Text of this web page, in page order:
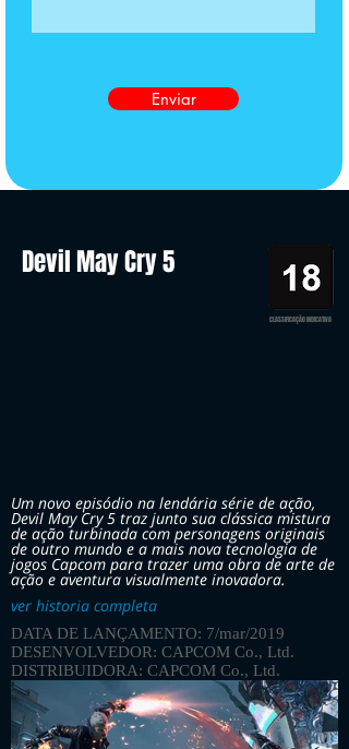
Enviar
Devil May Cry 5
CLASSIFICAÇÃO INDICATIVA
Um novo episódio na lendária série de ação,
Devil May Cry 5 traz junto sua clássica mistura
de ação turbinada com personagens originais
de outro mundo e a mais nova tecnologia de
jogos Capcom para trazer uma obra de arte de
ação e aventura visualmente inovadora.
ver historia completa
DATA DE LANÇAMENTO: 7/mar/2019
DESENVOLVEDOR: CAPCOM Co., Ltd.
DISTRIBUIDORA: CAPCOM Co., Ltd.